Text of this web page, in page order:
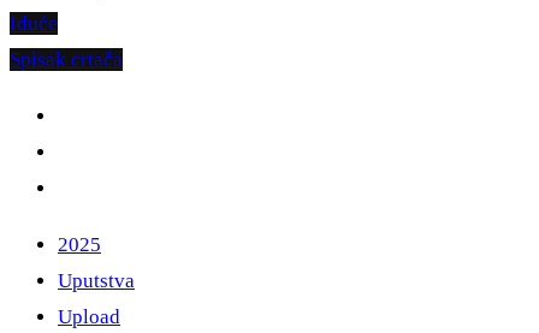
Iduće
Spisak crtača
2025
Uputstva
Upload